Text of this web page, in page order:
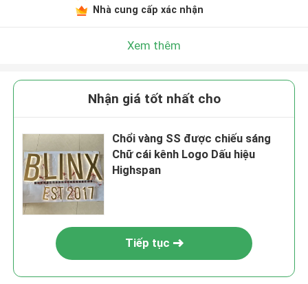
Nhà cung cấp xác nhận
Xem thêm
Nhận giá tốt nhất cho
Chổi vàng SS được chiếu sáng
Chữ cái kênh Logo Dấu hiệu
Highspan
Tiếp tục